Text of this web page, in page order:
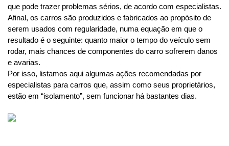
que pode trazer problemas sérios, de acordo com especialistas.
Afinal, os carros são produzidos e fabricados ao propósito de
serem usados com regularidade, numa equação em que o
resultado é o seguinte: quanto maior o tempo do veículo sem
rodar, mais chances de componentes do carro sofrerem danos
e avarias.
Por isso, listamos aqui algumas ações recomendadas por
especialistas para carros que, assim como seus proprietários,
estão em “isolamento”, sem funcionar há bastantes dias.